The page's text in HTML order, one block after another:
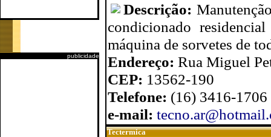
publicidade
Descrição:
condicionado
máquina de sorvetes de
Endereço: Rua Miguel
CEP: 13562-190
Telefone: (16) 3416-
e-mail:
Tectermica